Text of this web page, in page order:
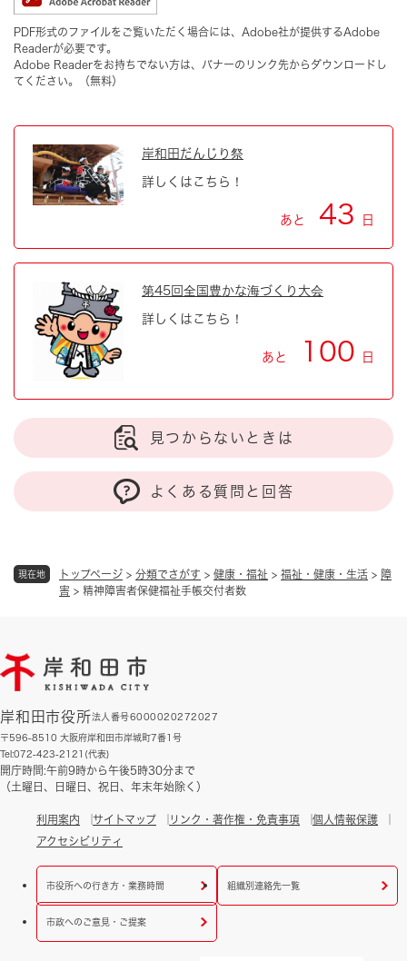
現在地 トップページ > 分類でさがす > 健康・福祉 > 福祉・健康・生活 > 障
害 > 精神障害者保健福祉手帳交付者数
PDF形式のファイルをご覧いただく場合には、Adobe社が提供するAdobe
Readerが必要です。
Adobe Readerをお持ちでない方は、バナーのリンク先からダウンロードし
てください。（無料）
岸和田だんじり祭
詳しくはこちら！
あと 43 日
第45回全国豊かな海づくり大会
詳しくはこちら！
あと 100 日
見つからないときは
よくある質問と回答
岸和田市役所法人番号6000020272027
〒596-8510 大阪府岸和田市岸城町7番1号
Tel:072-423-2121(代表)
開庁時間:午前9時から午後5時30分まで
（土曜日、日曜日、祝日、年末年始除く）
利用案内 サイトマップ リンク・著作権・免責事項
個人情報保護
アクセシビリティ
市役所への行き方・業務時間 組織別連絡先一覧
市政へのご意見・ご提案